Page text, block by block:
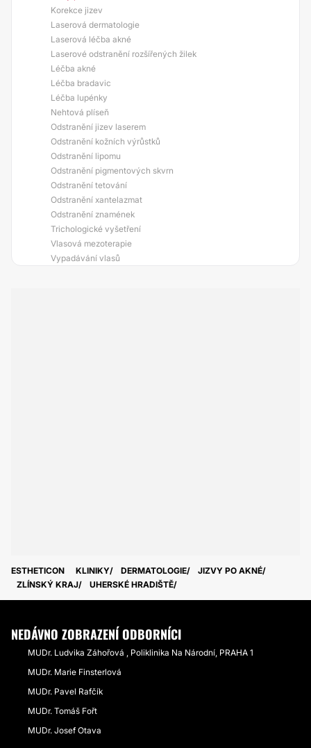
Korekce jizev
Laserová dermatologie
Laserová léčba akné
Laserové odstranění rozšířených žilek
Léčba akné
Léčba bradavic
Léčba lupénky
Nehtová plíseň
Odstranění jizev laserem
Odstranění kožních výrůstků
Odstranění lipomu
Odstranění pigmentových skvrn
Odstranění tetování
Odstranění xantelazmat
Odstranění znamének
Trichologické vyšetření
Vlasová mezoterapie
Vypadávání vlasů
ESTHETICON KLINIKY DERMATOLOGIE
JIZVY PO AKNÉ
ZLÍNSKÝ KRAJ
UHERSKÉ HRADIŠTĚ
NEDÁVNO ZOBRAZENÍ ODBORNÍCI
MUDr. Ludvika Záhořová , Poliklinika Na Národní, PRAHA 1
MUDr. Marie Finsterlová
MUDr. Pavel Rafčík
MUDr. Tomáš Fořt
MUDr. Josef Otava